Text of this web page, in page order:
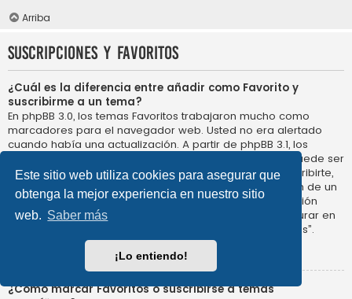
Este sitio web utiliza cookies para asegurar que
obtenga la mejor experiencia en nuestro sitio
web. Saber más
¡Lo entiendo!
Arriba
Suscripciones y Favoritos
¿Cuál es la diferencia entre añadir como Favorito y
suscribirme a un tema?
En phpBB 3.0, los temas Favoritos trabajaron mucho como
marcadores para el navegador web. Usted no era alertado
cuando había una actualización. A partir de phpBB 3.1, los
Favoritos son más como suscribirse a un tema. Usted puede ser
notificado cuando un tema Favorito se actualiza. Al suscribirte,
sin embargo, se le avisará de que hay una actualización de un
tema, o foro en el propio foro. Las opciones de notificación
para los Favoritos y las suscripciones se pueden configurar en
el Panel de Control de Usuario, en “Preferencias de Foros”.
¿Cómo marcar Favoritos o suscribirse a temas